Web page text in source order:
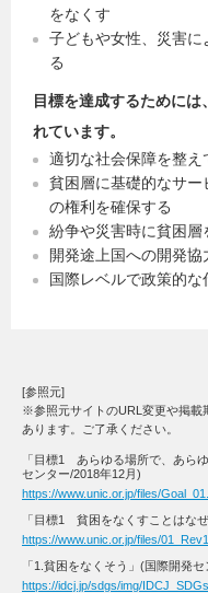
をなくす
子どもや女性、災害
る
目標を達成するために
れています。
適切な社会保障を整え
貧困層に基礎的なサ
の権利を確保する
紛争や災害時に貧困層
開発途上国への開発協
国際レベルで政策的
[参照元]
※参照元サイトのURL変更や掲載
あります。ご了承ください。
「目標1 あらゆる場所で、あら
センター/2018年12月)
https://www.unic.or.jp/files/
「目標1 貧困をなくすことはな
https://www.unic.or.jp/files/
「1.貧困をなくそう」(国際開発セ
https://idcj.jp/sdgs/img/